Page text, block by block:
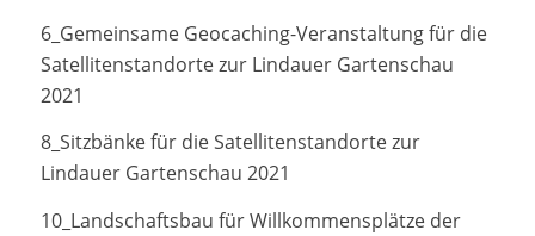
6_Gemeinsame Geocaching-Veranstaltung für die
Satellitenstandorte zur Lindauer Gartenschau
2021
8_Sitzbänke für die Satellitenstandorte zur
Lindauer Gartenschau 2021
10_Landschaftsbau für Willkommensplätze der